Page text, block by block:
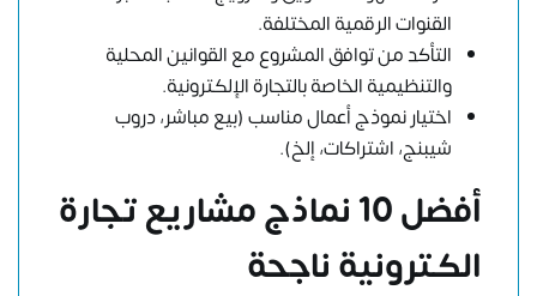
القنوات الرقمية المختلفة.
التأكد من توافق المشروع مع القوانين المحلية
والتنظيمية الخاصة بالتجارة الإلكترونية.
اختيار نموذج أعمال مناسب (بيع مباشر، دروب
شيبنج، اشتراكات، إلخ).
أفضل 10 نماذج مشاريع تجارة
الكترونية ناجحة